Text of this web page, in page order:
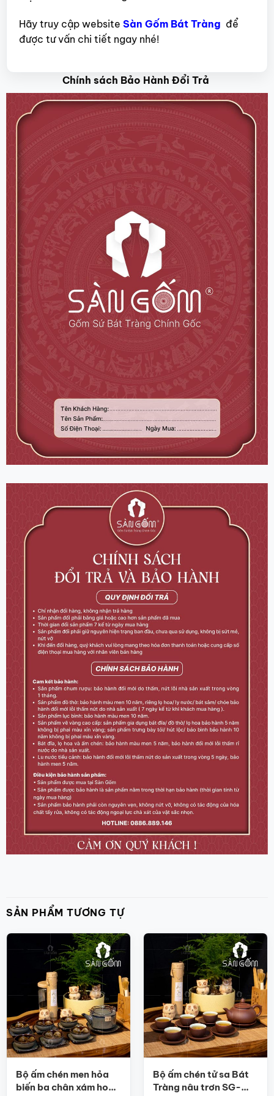
Hãy truy cập website Sàn Gốm Bát Tràng để
được tư vấn chi tiết ngay nhé!
Chính sách Bảo Hành Đổi Trả
SẢN PHẨM TƯƠNG TỰ
Bộ ấm chén men hỏa
biến ba chân xám hoa
Bộ ấm chén tử sa Bát
Tràng nâu trơn SG-